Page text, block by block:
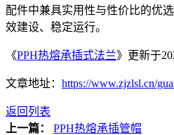
配件中兼具实用性与性价比的优
效建设、稳定运行。
《PPH热熔承插式法兰》更新于
文章地址： https://www.zjzlsl.cn/
返回列表
上一篇：
PPH热熔承插管帽